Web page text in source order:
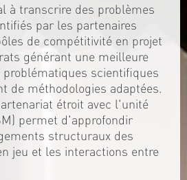
à transcrire des problèmes
par les partenaires
de compétitivité en projet
générant une meilleure
problématiques scientifiques
de méthodologies adaptées.
étroit avec l'unité
permet d'approfondir
structuraux des
jeu et les interactions entre